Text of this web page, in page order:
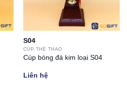
S04
CÚP THỂ THAO
Cúp bóng đá kim loại S04
Liên hệ